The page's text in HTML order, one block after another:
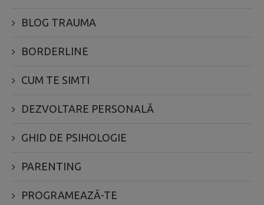
BLOG TRAUMA
BORDERLINE
CUM TE SIMTI
DEZVOLTARE PERSONALĂ
GHID DE PSIHOLOGIE
PARENTING
PROGRAMEAZĂ-TE